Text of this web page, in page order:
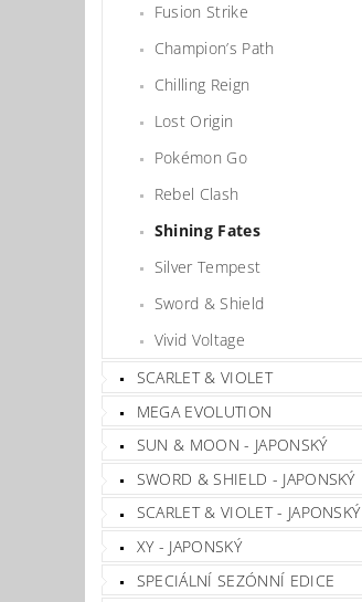
Fusion Strike
Champion’s Path
Chilling Reign
Lost Origin
Pokémon Go
Rebel Clash
Shining Fates
Silver Tempest
Sword & Shield
Vivid Voltage
SCARLET & VIOLET
MEGA EVOLUTION
SUN & MOON - JAPONSKÝ
SWORD & SHIELD - JAPONSKÝ
SCARLET & VIOLET - JAPONSKÝ
XY - JAPONSKÝ
SPECIÁLNÍ SEZÓNNÍ EDICE